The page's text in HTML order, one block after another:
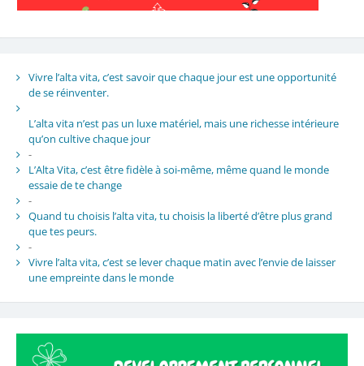
Vivre l’alta vita, c’est savoir que chaque jour est une opportunité
de se réinventer.
L’alta vita n’est pas un luxe matériel, mais une richesse intérieure
qu’on cultive chaque jour
-
L’Alta Vita, c’est être fidèle à soi-même, même quand le monde
essaie de te change
-
Quand tu choisis l’alta vita, tu choisis la liberté d’être plus grand
que tes peurs.
-
Vivre l’alta vita, c’est se lever chaque matin avec l’envie de laisser
une empreinte dans le monde